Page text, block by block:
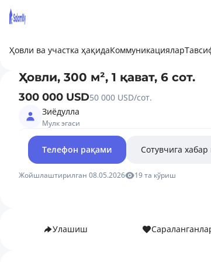
Ҳовли ва участка ҳақидаКоммуникациялар
Ҳовли, 300 м², 1 қават, 6 сот.
300 000 USD50 000 USD/сот.
Зиёдулла
Мулк эгаси
Телефон рақами Сотувчига
Жойшлаштирилган 08.05.2026 19 та кўриш
Улашиш